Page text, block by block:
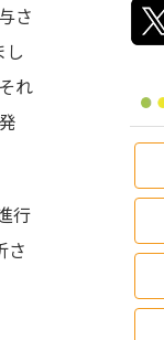
さ
れ
行
さ